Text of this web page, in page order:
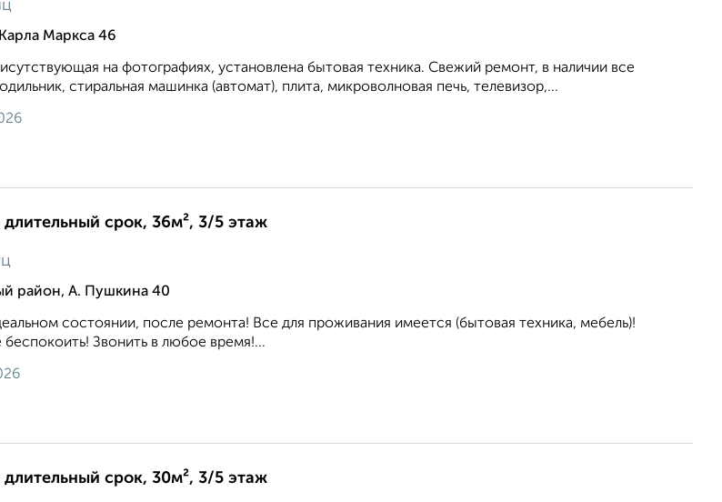
Маркса 46
на фотографиях, установлена бытовая техника. Свежий ремонт, в наличии все
стиральная машинка (автомат), плита, микроволновая печь, телевизор,...
длительный срок, 36м², 3/5 этаж
район, А. Пушкина 40
состоянии, после ремонта! Все для проживания имеется (бытовая техника, мебель)!
беспокоить! Звонить в любое время!...
длительный срок, 30м², 3/5 этаж